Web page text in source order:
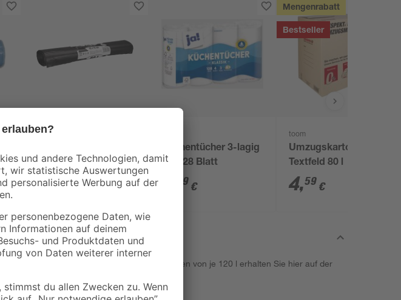
Jufol
schwarz 10 Stück
2,99€
Küchentücher 3-lagig
4 x 128 Blatt
89 €
Mengenrabatt
Bestseller
toom
Umzugskarton mit
Textfeld 80 l
4,59 €
25 große Müllsäcke mit einem Fassungsvermögen von je 120 l erhalten Sie hier auf der